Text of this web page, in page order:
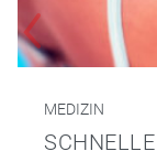
MEDIZIN